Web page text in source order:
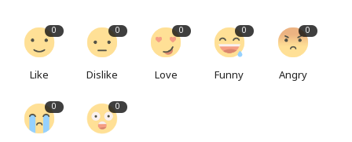
0
Like
0
Dislike
0
Love
0
Funny
0
Angry
0 0